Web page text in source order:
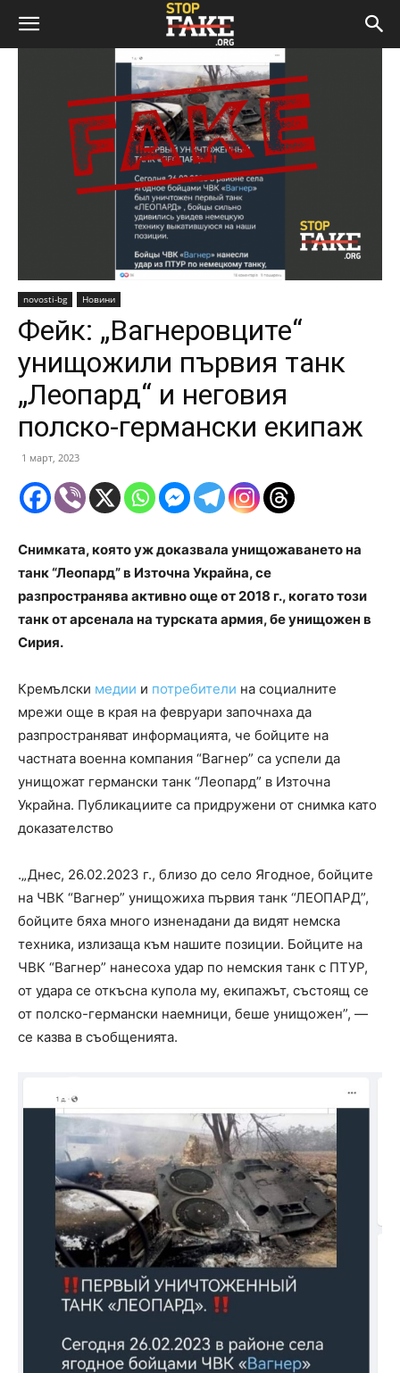
novosti-bg Новини
Фейк: „Вагнеровците“
унищожили първия танк
„Леопард“ и неговия
полско-германски екипаж
1 март, 2023
Снимката, която уж доказвала унищожаването на
танк “Леопард” в Източна Украйна, се
разпространява активно още от 2018 г., когато този
танк от арсенала на турската армия, бе унищожен в
Сирия.
Кремълски медии и потребители на социалните
мрежи още в края на февруари започнаха да
разпространяват информацията, че бойците на
частната военна компания “Вагнер” са успели да
унищожат германски танк “Леопард” в Източна
Украйна. Публикациите са придружени от снимка като
доказателство
.„Днес, 26.02.2023 г., близо до село Ягодное, бойците
на ЧВК “Вагнер” унищожиха първия танк “ЛЕОПАРД”,
бойците бяха много изненадани да видят немска
техника, излизаща към нашите позиции. Бойците на
ЧВК “Вагнер” нанесоха удар по немския танк с ПТУР,
от удара се откъсна купола му, екипажът, състоящ се
от полско-германски наемници, беше унищожен”, —
се казва в съобщенията.